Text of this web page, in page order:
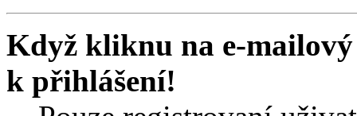
Když kliknu na e-
k přihlášení!